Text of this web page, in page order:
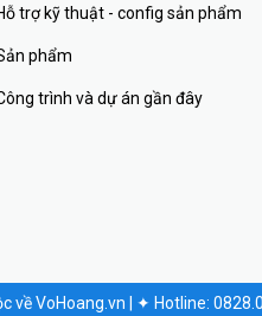
trợ kỹ thuật - config sản phẩm
phẩm
trình và dự án gần đây
về VoHoang.vn ✦ Hotline: